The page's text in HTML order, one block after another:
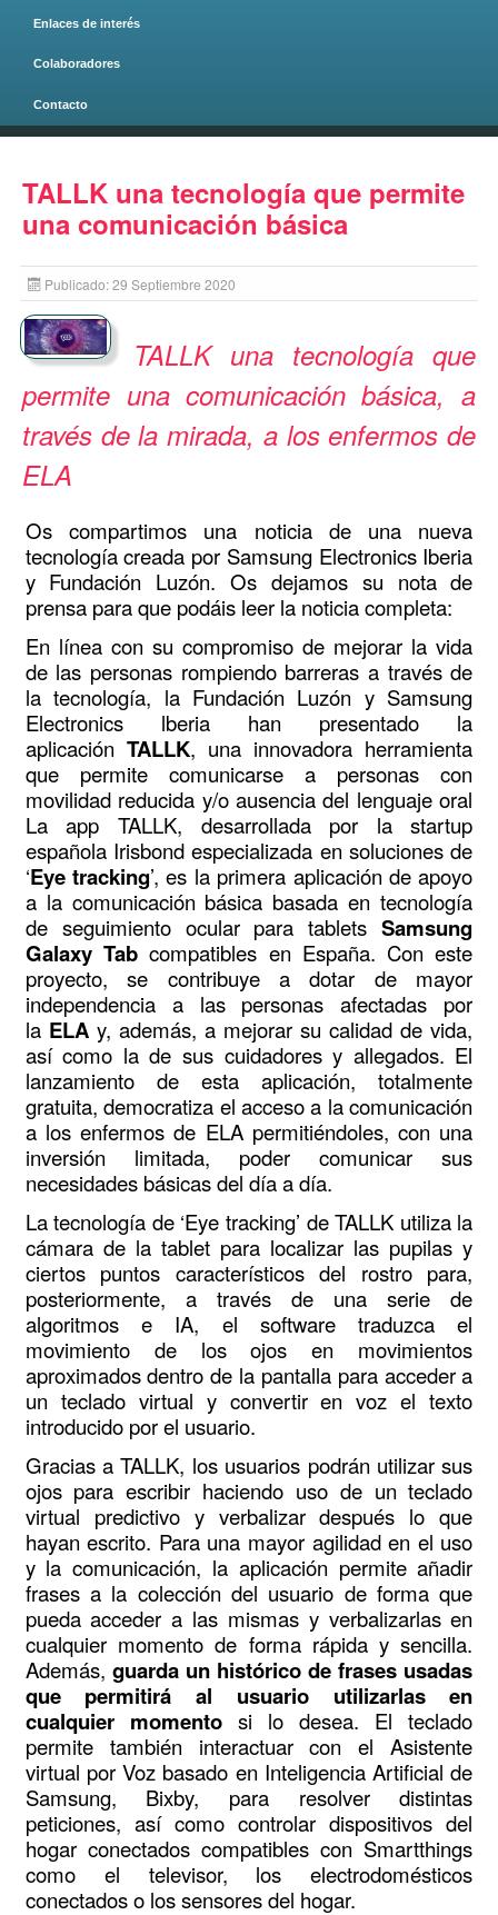
Enlaces de interés
Colaboradores
Contacto
TALLK una tecnología que permite
una comunicación básica
Publicado: 29 Septiembre 2020
TALLK una tecnología que
permite una comunicación básica, a
través de la mirada, a los enfermos de
ELA
Os compartimos una noticia de una nueva
tecnología creada por Samsung Electronics Iberia
y Fundación Luzón. Os dejamos su nota de
prensa para que podáis leer la noticia completa:
En línea con su compromiso de mejorar la vida
de las personas rompiendo barreras a través de
la tecnología, la Fundación Luzón y Samsung
Electronics lberia han presentado la
aplicación TALLK, una innovadora herramienta
que permite comunicarse a personas con
movilidad reducida y/o ausencia del lenguaje oral
La app TALLK, desarrollada por la startup
española Irisbond especializada en soluciones de
‘Eye tracking’, es la primera aplicación de apoyo
a la comunicación básica basada en tecnología
de seguimiento ocular para tablets Samsung
Galaxy Tabcompatibles en España. Con este
proyecto, se contribuye a dotar de mayor
independencia a las personas afectadas por
laELAy, además, a mejorar su calidad de vida,
así como la de sus cuidadores y allegados. El
lanzamiento de esta aplicación, totalmente
gratuita, democratiza el acceso a la comunicación
a los enfermos de ELA permitiéndoles, con una
inversión limitada, poder comunicar sus
necesidades básicas del día a día.
La tecnología de ‘Eye tracking’ de TALLK utiliza la
cámara de la tablet para localizar las pupilas y
ciertos puntos característicos del rostro para,
posteriormente, a través de una serie de
algoritmos e IA, el software traduzca el
movimiento de los ojos en movimientos
aproximados dentro de la pantalla para acceder a
un teclado virtual y convertir en voz el texto
introducido por el usuario.
Gracias a TALLK, los usuarios podrán utilizar sus
ojos para escribir haciendo uso de un teclado
virtual predictivo y verbalizar después lo que
hayan escrito. Para una mayor agilidad en el uso
y la comunicación, la aplicación permite añadir
frases a la colección del usuario de forma que
pueda acceder a las mismas y verbalizarlas en
cualquier momento de forma rápida y sencilla.
Además, guarda un histórico de frases usadas
que permitirá al usuario utilizarlas en
cualquier momento si lo desea. El teclado
permite también interactuar con el Asistente
virtual por Voz basado en Inteligencia Artificial de
Samsung, Bixby, para resolver distintas
peticiones, así como controlar dispositivos del
hogar conectados compatibles con Smartthings
como el televisor, los electrodomésticos
conectados o los sensores del hogar.